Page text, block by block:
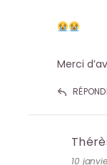
Merci
10